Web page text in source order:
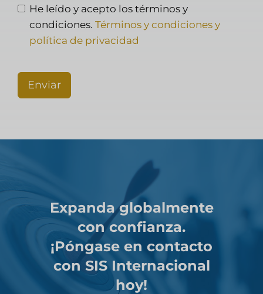
He leído y acepto los términos y
condiciones. Términos y condiciones y
política de privacidad
Enviar
Expanda globalmente
con confianza.
¡Póngase en contacto
con SIS Internacional
hoy!